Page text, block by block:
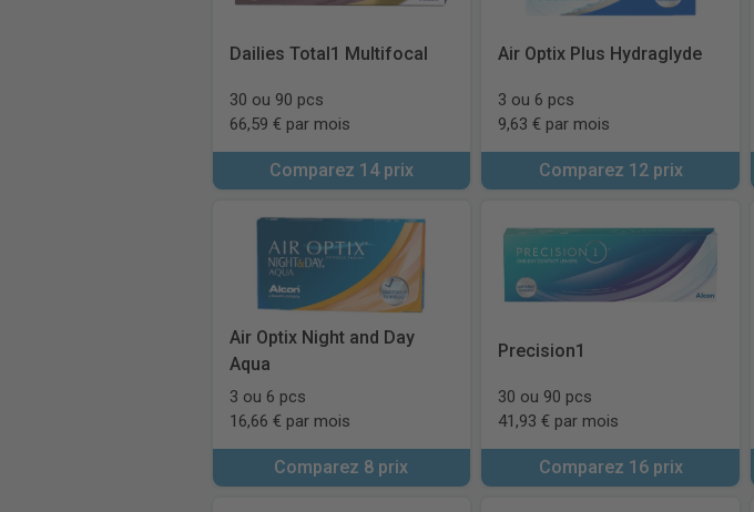
Dailies Total1 Multifocal
30 ou 90 pcs
66,59 € par mois
Comparez 14 prix
Air Optix Plus Hydraglyde
3 ou 6 pcs
9,63 € par mois
Comparez 12 prix
Air Optix Night and Day
Aqua
3 ou 6 pcs
16,66 € par mois
Comparez 8 prix
Precision1
30 ou 90 pcs
41,93 € par mois
Comparez 16 prix